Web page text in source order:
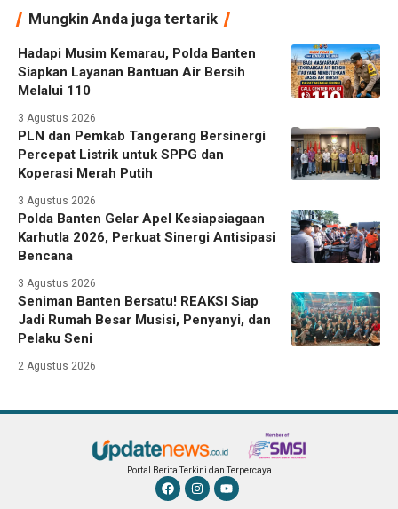
Mungkin Anda juga tertarik
Hadapi Musim Kemarau, Polda Banten
Siapkan Layanan Bantuan Air Bersih
Melalui 110
3 Agustus 2026
PLN dan Pemkab Tangerang Bersinergi
Percepat Listrik untuk SPPG dan
Koperasi Merah Putih
3 Agustus 2026
Polda Banten Gelar Apel Kesiapsiagaan
Karhutla 2026, Perkuat Sinergi Antisipasi
Bencana
3 Agustus 2026
Seniman Banten Bersatu! REAKSI Siap
Jadi Rumah Besar Musisi, Penyanyi, dan
Pelaku Seni
2 Agustus 2026
Portal Berita Terkini dan Terpercaya